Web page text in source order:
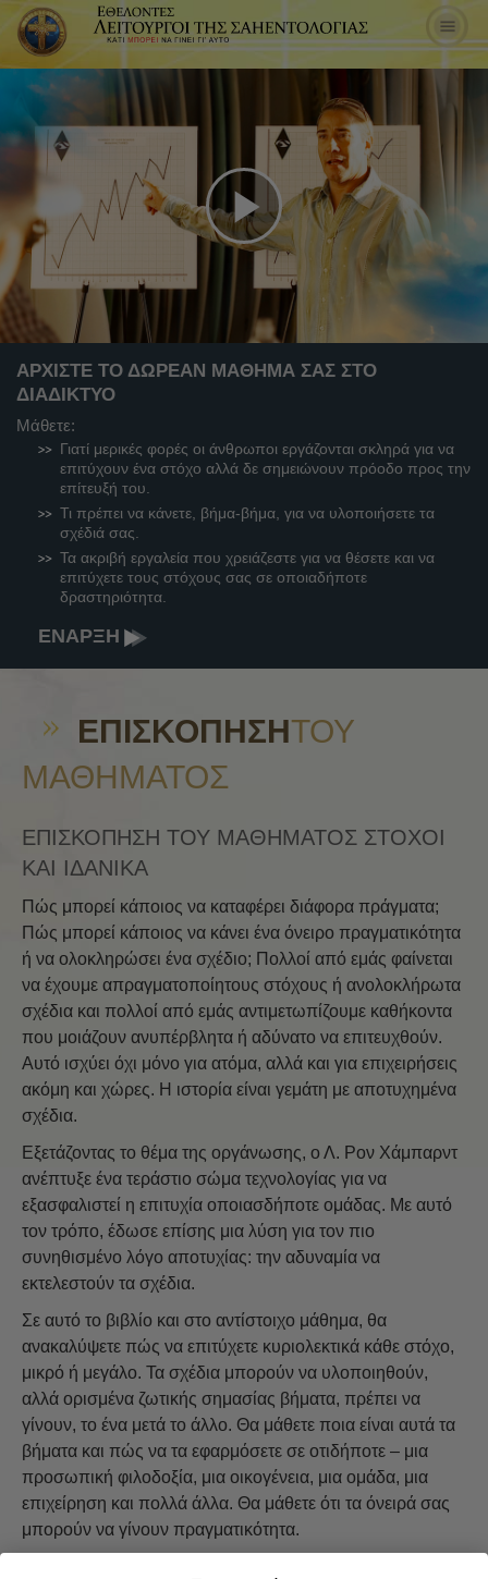
Play
Video
ΑΡΧΙΣΤΕ ΤΟ ΔΩΡΕΑΝ ΜΑΘΗΜΑ ΣΑΣ ΣΤΟ
ΔΙΑΔΙΚΤΥΟ
Μάθετε:
Γιατί μερικές φορές οι άνθρωποι εργάζονται σκληρά για να
επιτύχουν ένα στόχο αλλά δε σημειώνουν πρόοδο προς την
επίτευξή του.
Τι πρέπει να κάνετε, βήμα-βήμα, για να υλοποιήσετε τα
σχέδιά σας.
Τα ακριβή εργαλεία που χρειάζεστε για να θέσετε και να
επιτύχετε τους στόχους σας σε οποιαδήποτε
δραστηριότητα.
ΕΝΑΡΞΗ
ΕΠΙΣΚΌΠΗΣΗΤΟΥ
ΜΑΘΉΜΑΤΟΣ
ΕΠΙΣΚΟΠΗΣΗ ΤΟΥ ΜΑΘΗΜΑΤΟΣ ΣΤΟΧΟΙ
ΚΑΙ ΙΔΑΝΙΚΑ
Πώς μπορεί κάποιος να καταφέρει διάφορα πράγματα;
Πώς μπορεί κάποιος να κάνει ένα όνειρο πραγματικότητα
ή να ολοκληρώσει ένα σχέδιο; Πολλοί από εμάς φαίνεται
να έχουμε απραγματοποίητους στόχους ή ανολοκλήρωτα
σχέδια και πολλοί από εμάς αντιμετωπίζουμε καθήκοντα
που μοιάζουν ανυπέρβλητα ή αδύνατο να επιτευχθούν.
Αυτό ισχύει όχι μόνο για ατόμα, αλλά και για επιχειρήσεις
ακόμη και χώρες. Η ιστορία είναι γεμάτη με αποτυχημένα
σχέδια.
Εξετάζοντας το θέμα της οργάνωσης, ο Λ. Ρον Χάμπαρντ
ανέπτυξε ένα τεράστιο σώμα τεχνολογίας για να
εξασφαλιστεί η επιτυχία οποιασδήποτε ομάδας. Με αυτό
τον τρόπο, έδωσε επίσης μια λύση για τον πιο
συνηθισμένο λόγο αποτυχίας: την αδυναμία να
εκτελεστούν τα σχέδια.
Σε αυτό το βιβλίο και στο αντίστοιχο μάθημα, θα
ανακαλύψετε πώς να επιτύχετε κυριολεκτικά κάθε στόχο,
μικρό ή μεγάλο. Τα σχέδια μπορούν να υλοποιηθούν,
αλλά ορισμένα ζωτικής σημασίας βήματα, πρέπει να
γίνουν, το ένα μετά το άλλο. Θα μάθετε ποια είναι αυτά τα
βήματα και πώς να τα εφαρμόσετε σε οτιδήποτε – μια
προσωπική φιλοδοξία, μια οικογένεια, μια ομάδα, μια
επιχείρηση και πολλά άλλα. Θα μάθετε ότι τα όνειρά σας
μπορούν να γίνουν πραγματικότητα.